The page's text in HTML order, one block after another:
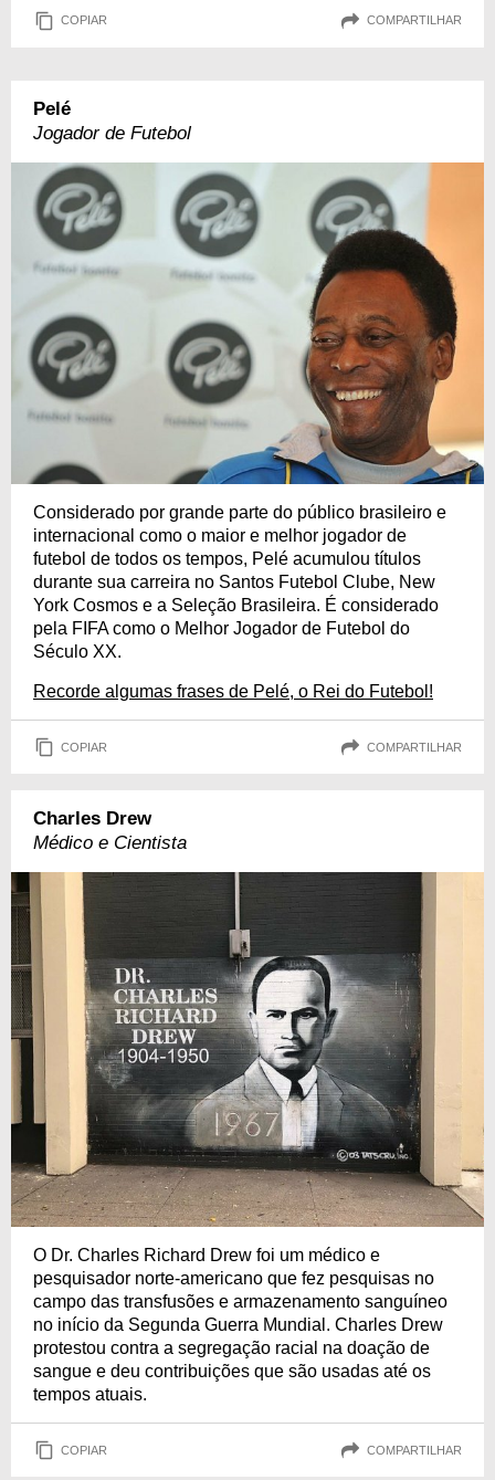
COPIAR COMPARTILHAR
Pelé
Jogador de Futebol
Considerado por grande parte do público brasileiro e
internacional como o maior e melhor jogador de
futebol de todos os tempos, Pelé acumulou títulos
durante sua carreira no Santos Futebol Clube, New
York Cosmos e a Seleção Brasileira. É considerado
pela FIFA como o Melhor Jogador de Futebol do
Século XX.
Recorde algumas frases de Pelé, o Rei do Futebol!
COPIAR COMPARTILHAR
Charles Drew
Médico e Cientista
O Dr. Charles Richard Drew foi um médico e
pesquisador norte-americano que fez pesquisas no
campo das transfusões e armazenamento sanguíneo
no início da Segunda Guerra Mundial. Charles Drew
protestou contra a segregação racial na doação de
sangue e deu contribuições que são usadas até os
tempos atuais.
COPIAR COMPARTILHAR